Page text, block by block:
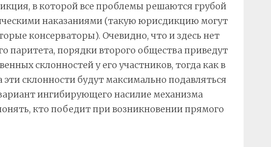
в которой все проблемы решаются грубой
наказаниями (такую юрисдикцию могут
консерваторы). Очевидно, что и здесь нет
паритета, порядки второго общества приведут
склонностей у его участников, тогда как в
эти склонности будут максимально подавляться
ингибирующего насилие механизма
кто победит при возникновении прямого